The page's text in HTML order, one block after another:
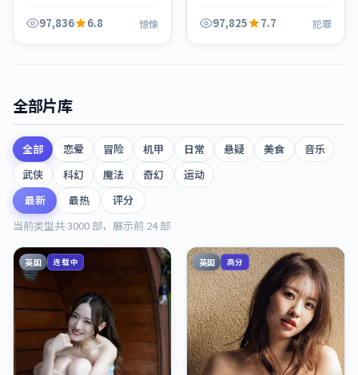
开，整体节奏紧凑，值得推
97,836 6.8 惊悚 97,825 7.7 犯罪
全部片库
全部 恋爱 冒险 机甲 日常 悬疑 美食
音乐
武侠
科幻 魔法 奇幻
运动
最新
最热
评分
当前类型共3000 部，展示前 24部
英国 连载中 英国 高分